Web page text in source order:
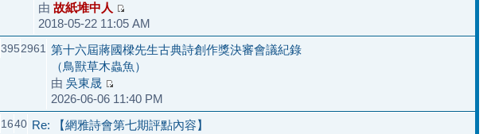
由 故紙堆中人
2018-05-22 11:05 AM
3952961 第十六屆蔣國樑先生古典詩創作獎決審會議紀錄
（鳥獸草木蟲魚）
由 吳東晟
2026-06-06 11:40 PM
1640 Re: 【網雅詩會第七期評點內容】